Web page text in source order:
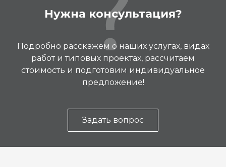
Нужна консультация?
Подробно расскажем о наших услугах, видах
работ и типовых проектах, рассчитаем
стоимость и подготовим индивидуальное
предложение!
Задать вопрос